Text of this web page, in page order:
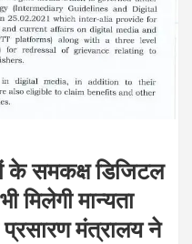
के समकक्ष डिजिटल
मिलेगी मान्यता
मंत्रालय ने